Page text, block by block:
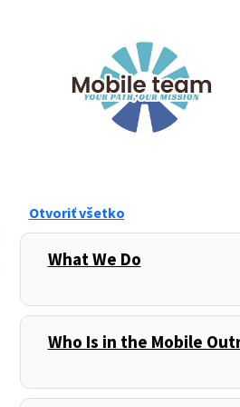
Otvoriť všetko
What We Do
,
Who Is in the Mobile
,